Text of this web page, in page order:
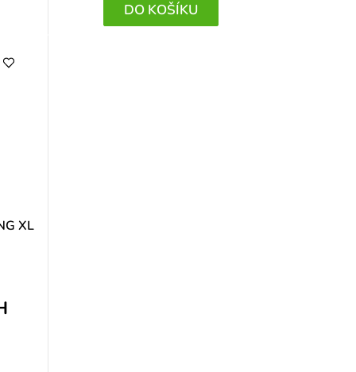
DO KOŠÍKU
XL